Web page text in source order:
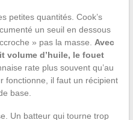
petites quantités. Cook’s
un seuil en dessous
» pas la masse. Avec
volume d’huile, le fouet
rate plus souvent qu’au
fonctionne, il faut un récipient
base.
Un batteur qui tourne trop